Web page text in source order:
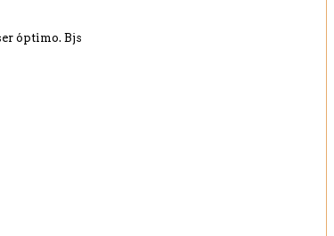
óptimo. Bjs